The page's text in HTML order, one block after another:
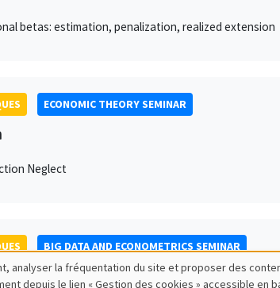
betas: estimation, penalization, realized extension
ECONOMIC THEORY SEMINAR
Neglect
BIG DATA AND ECONOMETRICS SEMINAR
la fréquentation du site et proposer des
depuis le lien « Gestion des cookies » accessible en